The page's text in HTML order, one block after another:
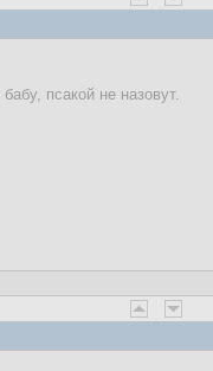
псакой не назовут.